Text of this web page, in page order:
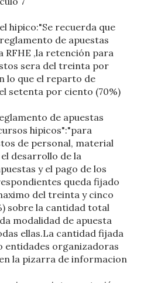
hipico:"Se recuerda que
de apuestas
RFHE ,la retención para
sera del treinta por
lo que el reparto de
setenta por ciento (70%)
de apuestas
hipicos":"para
de personal, material
desarrollo de la
y el pago de los
queda fijado
del treinta y cinco
sobre la cantidad total
modalidad de apuesta
ellas.La cantidad fijada
entidades organizadoras
la pizarra de informacion